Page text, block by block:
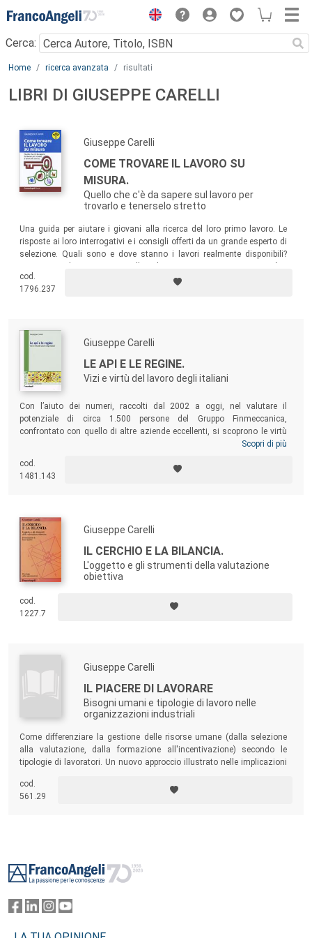
Menu
Cerca:
Main content
Home ricerca avanzata risultati
LIBRI DI GIUSEPPE CARELLI
Giuseppe Carelli
COME TROVARE IL LAVORO SU
MISURA.
Quello che c'è da sapere sul lavoro per
trovarlo e tenerselo stretto
Una guida per aiutare i giovani alla ricerca del loro primo lavoro. Le
risposte ai loro interrogativi e i consigli offerti da un grande esperto di
selezione. Quali sono e dove stanno i lavori realmente disponibili?
brutte figure? Come valutare una proposta di lavoro?
cod.
1796.237
Giuseppe Carelli
LE API E LE REGINE.
Vizi e virtù del lavoro degli italiani
Con l’aiuto dei numeri, raccolti dal 2002 a oggi, nel valutare il
potenziale di circa 1.500 persone del Gruppo Finmeccanica,
confrontato con quello di altre aziende eccellenti, si scoprono le virtù
dei tecnici italiani. Senza distinzione di etnia, nel lavoro non sono
ingegno, flessibilità, passione e spirito di rivincita: virtù che li
caratterizzano e hanno fatto il successo delle aziende che hanno la
Scopri di più
cod.
1481.143
Giuseppe Carelli
IL CERCHIO E LA BILANCIA.
L'oggetto e gli strumenti della valutazione
obiettiva
cod.
1227.7
Giuseppe Carelli
IL PIACERE DI LAVORARE
Bisogni umani e tipologie di lavoro nelle
organizzazioni industriali
Come differenziare la gestione delle risorse umane (dalla selezione
alla valutazione, dalla formazione all'incentivazione) secondo le
tipologie di lavoratori. Un nuovo approccio illustrato nelle implicazioni
cod.
561.29